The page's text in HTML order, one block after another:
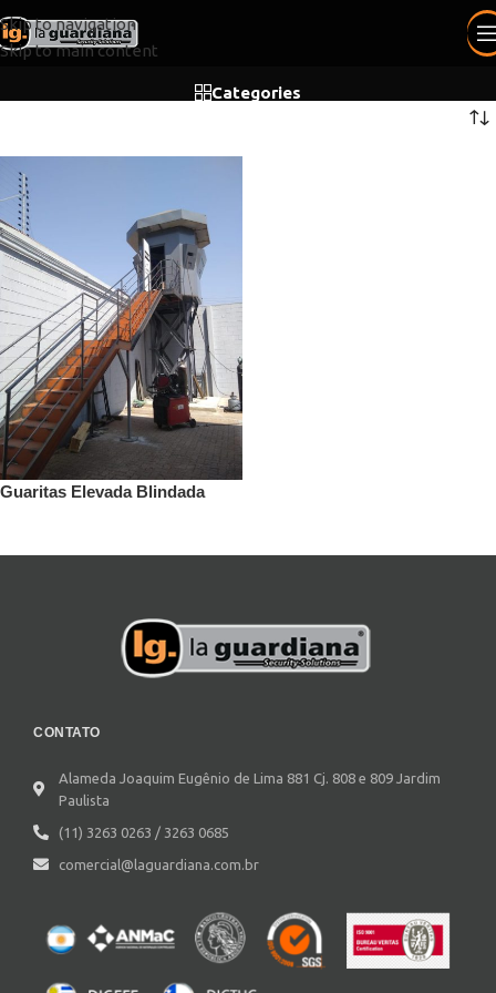
Skip to navigation
Skip to main content
Categories
Guaritas Elevada Blindada
CONTATO
Alameda Joaquim Eugênio de Lima 881 Cj. 808 e 809 Jardim
Paulista
(11) 3263 0263 / 3263 0685
comercial@laguardiana.com.br